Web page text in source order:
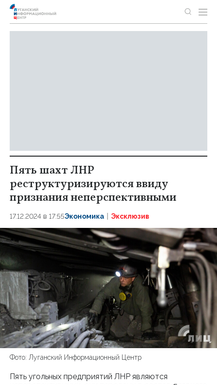
Пять шахт ЛНР
реструктуризируются ввиду
признания неперспективными
17.12.2024 в 17:55Экономика Эксклюзив
Фото: Луганский Информационный Центр
Пять угольных предприятий ЛНР являются